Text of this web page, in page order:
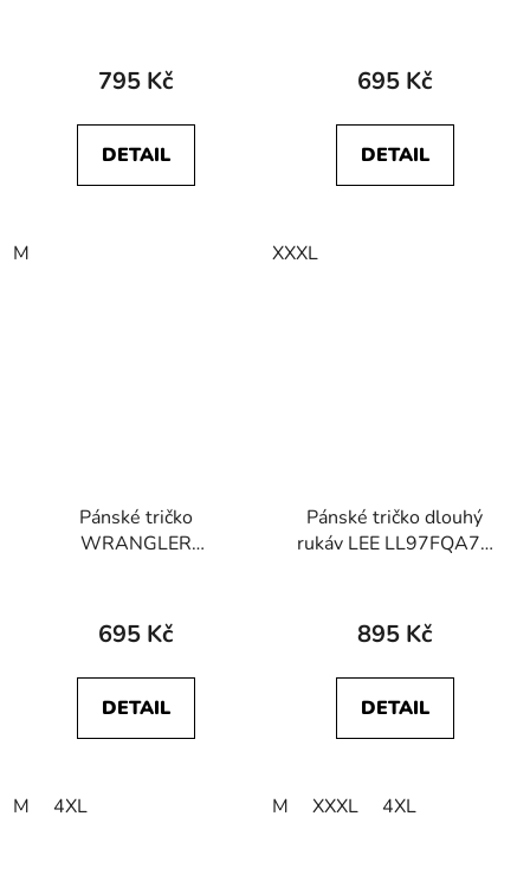
795 Kč
DETAIL
M
TEE Storm Blue
695 Kč
DETAIL
XXXL
Pánské tričko
WRANGLER
TEE Deep Teal Green
695 Kč
DETAIL
M 4XL
Pánské tričko dlouhý
rukáv LEE LL97FQA70
Arabica
895 Kč
DETAIL
M XXXL 4XL